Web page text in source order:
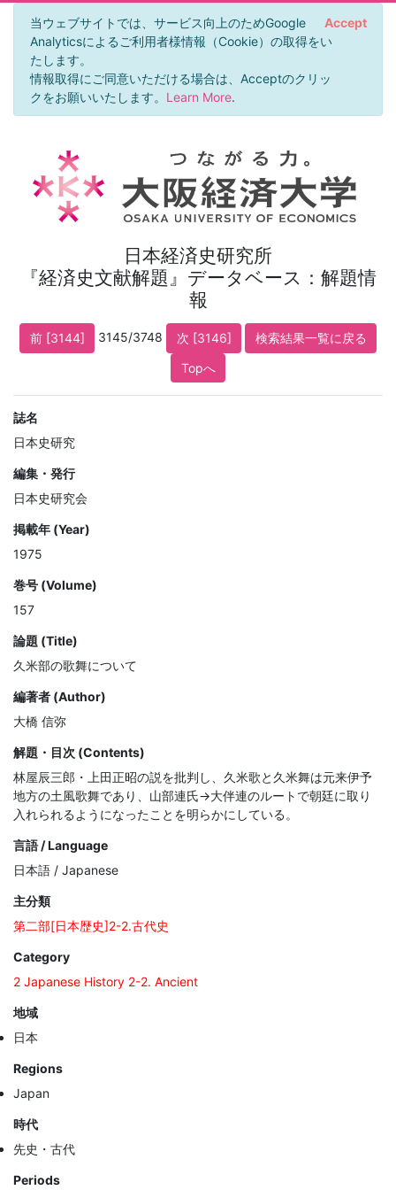
当ウェブサイトでは、サービス向上のためGoogle
Analyticsによるご利用者様情報（Cookie）の取得をい
たします。
情報取得にご同意いただける場合は、Acceptのクリッ
クをお願いいたします。 Learn More.
Accept
日本経済史研究所
『経済史文献解題』データベース：解題情
報
前 [3144] 3145/3748 次 [3146]
検索結果一覧に戻る
Topへ
誌名
日本史研究
編集・発行
日本史研究会
掲載年 (Year)
1975
巻号 (Volume)
157
論題 (Title)
久米部の歌舞について
編著者 (Author)
大橋 信弥
解題・目次 (Contents)
林屋辰三郎・上田正昭の説を批判し、久米歌と久米舞は元来伊予
地方の土風歌舞であり、山部連氏→大伴連のルートで朝廷に取り
入れられるようになったことを明らかにしている。
言語 / Language
日本語 / Japanese
主分類
第二部[日本歴史]2-2.古代史
Category
2 Japanese History 2-2. Ancient
地域
日本
Regions
Japan
時代
先史・古代
Periods